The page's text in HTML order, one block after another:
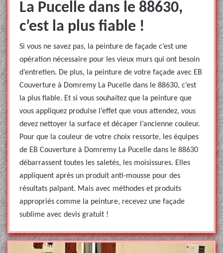
La Pucelle dans le 88630,
c’est la plus fiable !
Si vous ne savez pas, la peinture de façade c’est une
opération nécessaire pour les vieux murs qui ont besoin
d’entretien. De plus, la peinture de votre façade avec EB
Couverture à Domremy La Pucelle dans le 88630, c’est
la plus fiable. Et si vous souhaitez que la peinture que
vous appliquez produise l’effet que vous attendez, vous
devez nettoyer la surface et décaper l’ancienne couleur.
Pour que la couleur de votre choix ressorte, les équipes
de EB Couverture à Domremy La Pucelle dans le 88630
débarrassent toutes les saletés, les moisissures. Elles
appliquent après un produit anti-mousse pour des
résultats palpant. Mais avec méthodes et produits
appropriés comme la peinture, recevez une façade
sublime avec devis gratuit !